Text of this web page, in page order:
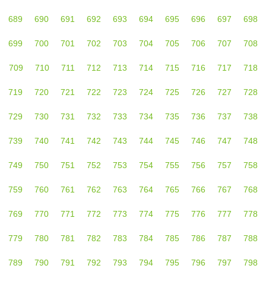
689 690 691 692 693 694 695 696 697 698
699 700 701 702 703 704 705 706 707 708
709 710 711 712 713 714 715 716 717 718
719 720 721 722 723 724 725 726 727 728
729 730 731 732 733 734 735 736 737 738
739 740 741 742 743 744 745 746 747 748
749 750 751 752 753 754 755 756 757 758
759 760 761 762 763 764 765 766 767 768
769 770 771 772 773 774 775 776 777 778
779 780 781 782 783 784 785 786 787 788
789 790 791 792 793 794 795 796 797 798